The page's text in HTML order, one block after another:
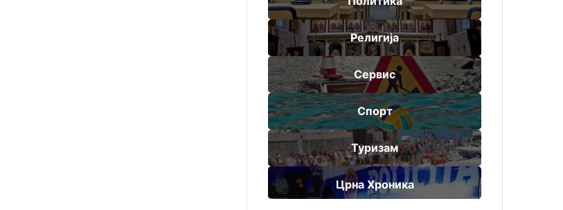
Религија
Сервис
Спорт
Туризам
Црна Хроника